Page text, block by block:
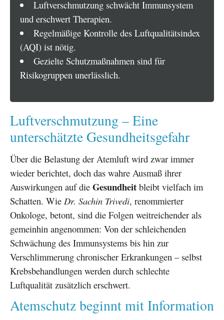
Luftverschmutzung schwächt Immunsystem
und erschwert Therapien.
Regelmäßige Kontrolle des Luftqualitätsindex
(AQI) ist nötig.
Gezielte Schutzmaßnahmen sind für
Risikogruppen unerlässlich.
Luftverschmutzung – Eine
unterschätzte Gesundheitsgefahr
Über die Belastung der Atemluft wird zwar immer
wieder berichtet, doch das wahre Ausmaß ihrer
Auswirkungen auf die Gesundheit bleibt vielfach im
Schatten. Wie Dr. Sachin Trivedi, renommierter
Onkologe, betont, sind die Folgen weitreichender als
gemeinhin angenommen: Von der schleichenden
Schwächung des Immunsystems bis hin zur
Verschlimmerung chronischer Erkrankungen – selbst
Krebsbehandlungen werden durch schlechte
Luftqualität zusätzlich erschwert.
Atemschutz beginnt mit Information